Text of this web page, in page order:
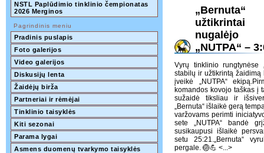
NSTL Paplūdimio tinklinio čempionatas
2026 Merginos
Pagrindinis meniu
Pradinis puslapis
Foto galerijos
Video galerijos
Diskusijų lenta
Žaidėjų birža
Partneriai ir rėmėjai
Tinklinio taisyklės
Kiti sezonai
Parama lygai
Asmens duomenų tvarkymo taisyklės
„Bernuta“
užtikrintai
nugalėjo
„NUTPA“ –
Vyrų tinklinio rungtynėse
stabilų ir užtikrintą
įveikė „NUTPA“
komandos kovojo taškas į
sužaidė tiksliau ir
„Bernuta“ išlaikė gerą
varžovams perimti
sete „NUTPA“ bandė
susikaupusi išlaikė
setu 25:21.„Bernuta“
pergale. 🏐💪 <...>